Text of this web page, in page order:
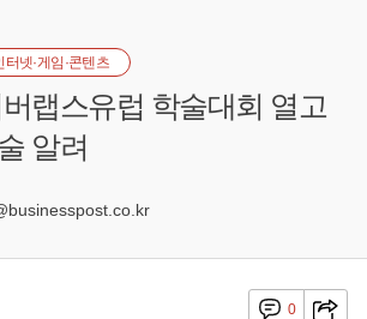
터넷·게임·콘텐츠
랩스유럽 학술대회 열고
알려
0